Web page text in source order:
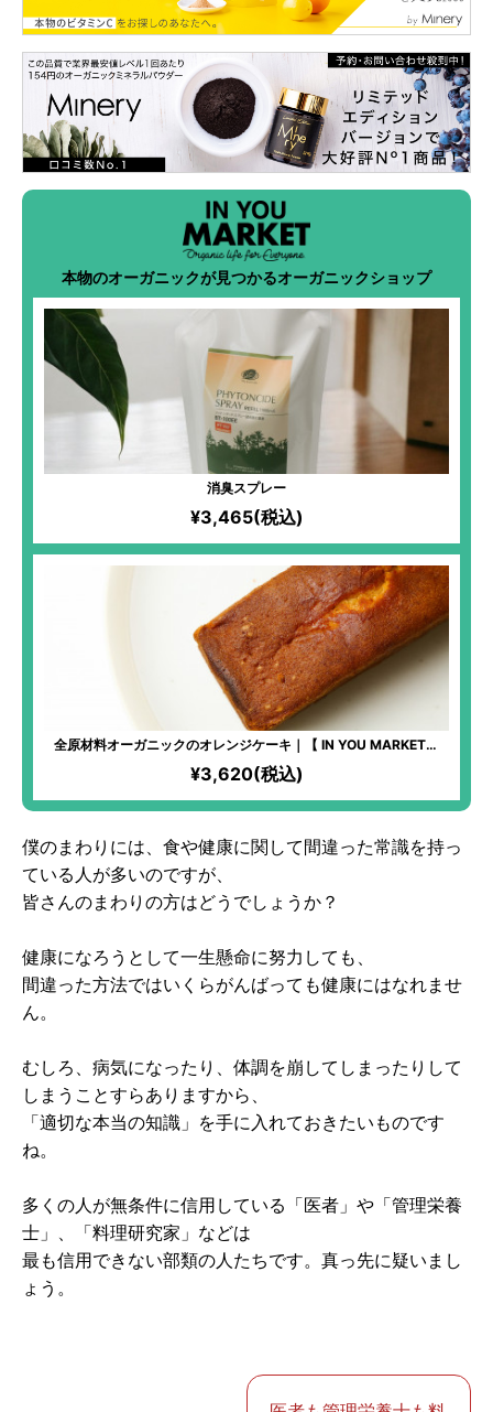
本物のオーガニックが見つかるオーガニックショップ
消臭スプレー
¥3,465(税込)
全原材料オーガニックのオレンジケーキ｜【 IN YOU MARKET限
定】化学物質過敏症の方も安心して食べられるケーキ！全原材料有
機！オレンジならではの爽やかな味わいが楽しめる！
¥3,620(税込)
僕のまわりには、食や健康に関して間違った常識を持っ
ている人が多いのですが、
皆さんのまわりの方はどうでしょうか？
健康になろうとして一生懸命に努力しても、
間違った方法ではいくらがんばっても健康にはなれませ
ん。
むしろ、病気になったり、体調を崩してしまったりして
しまうことすらありますから、
「適切な本当の知識」を手に入れておきたいものです
ね。
多くの人が無条件に信用している「医者」や「管理栄養
士」、「料理研究家」などは
最も信用できない部類の人たちです。真っ先に疑いまし
ょう。